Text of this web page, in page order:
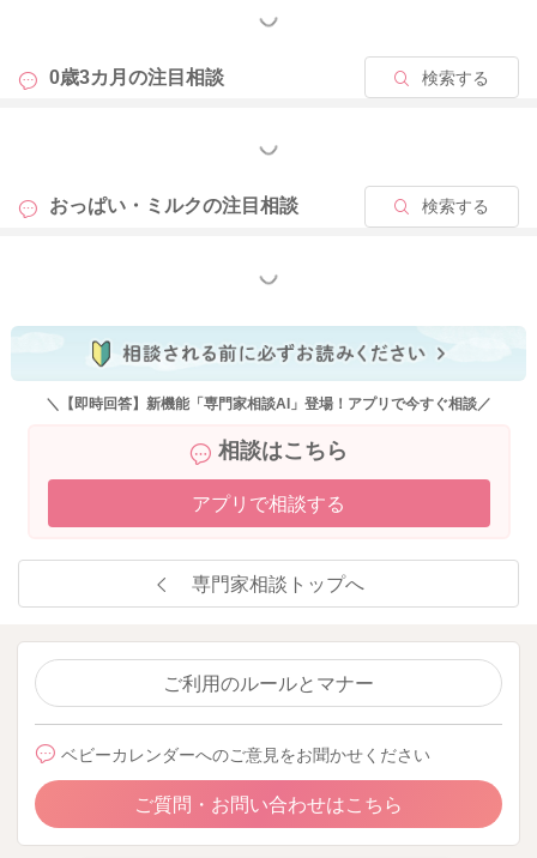
もっと見る
0歳3カ月の注目相談 検索する
もっと見る
おっぱい・ミルクの注目相談 検索する
もっと見る
＼【即時回答】新機能「専門家相談AI」登場！アプリで今すぐ相談／
相談はこちら
アプリで相談する
専門家相談トップへ
ご利用のルールとマナー
ベビーカレンダーへのご意見をお聞かせください
ご質問・お問い合わせはこちら